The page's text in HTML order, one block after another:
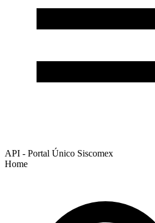
API - Portal Único Siscomex
Home